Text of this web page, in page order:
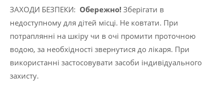
ЗАХОДИ БЕЗПЕКИ: Обережно! Зберігати в
недоступному для дітей місці. Не ковтати. При
потраплянні на шкіру чи в очі промити проточною
водою, за необхідності звернутися до лікаря. При
використанні застосовувати засоби індивідуального
захисту.